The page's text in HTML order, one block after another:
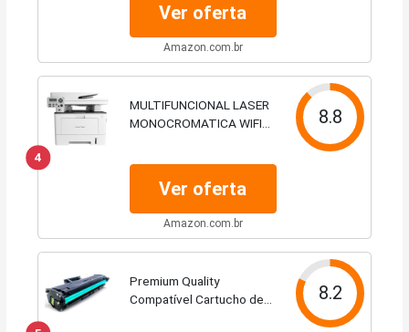
Ver oferta
Amazon.com.br
4
MULTIFUNCIONAL LASER
MONOCROMATICA WIFI
8.8
Ver oferta
Amazon.com.br
Premium Quality
Compatível Cartucho de
8.2